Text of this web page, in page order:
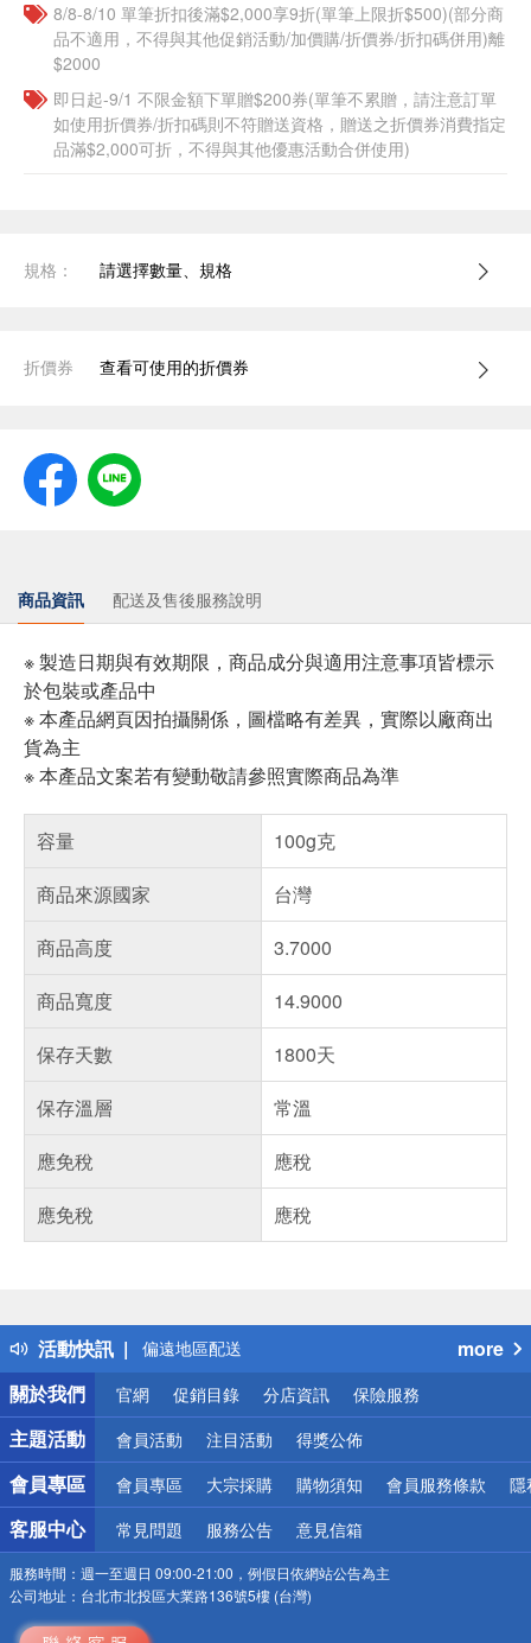
8/8-8/10 單筆折扣後滿$2,000享9折(單筆上限折$500)(部分商
品不適用，不得與其他促銷活動/加價購/折價券/折扣碼併用)離
$2000
即日起-9/1 不限金額下單贈$200券(單筆不累贈，請注意訂單
如使用折價券/折扣碼則不符贈送資格，贈送之折價券消費指定
品滿$2,000可折，不得與其他優惠活動合併使用)
規格： 請選擇數量、規格
折價券 查看可使用的折價券
商品資訊 配送及售後服務說明
※ 製造日期與有效期限，商品成分與適用注意事項皆標示
於包裝或產品中
※ 本產品網頁因拍攝關係，圖檔略有差異，實際以廠商出
貨為主
※ 本產品文案若有變動敬請參照實際商品為準
容量
100g克
商品來源國家
台灣
商品高度
3.7000
商品寬度
14.9000
保存天數
1800天
保存溫層
常溫
應免稅
應稅
應免稅
應稅
活動快訊
詐騙網頁！請小心！
銀行優惠
偏遠地區配送
詐騙網頁！請小心！
more
關於我們
官網 促銷目錄 分店資訊 保險服務
主題活動 會員活動 注目活動 得獎公佈
會員專區 會員專區 大宗採購 購物須知 會員服務條款 隱
客服中心 常見問題 服務公告 意見信箱
服務時間： 週一至週日 09:00-21:00，例假日依網站公告為主
公司地址： 台北市北投區大業路136號5樓 (台灣)